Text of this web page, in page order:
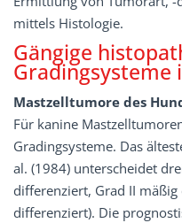
mittels Histologie.
Gängige
Gradingsysteme
Mastzelltumore des
Für kanine
Gradingsysteme. Das
al. (1984) unterscheidet
differenziert, Grad II
differenziert). Die